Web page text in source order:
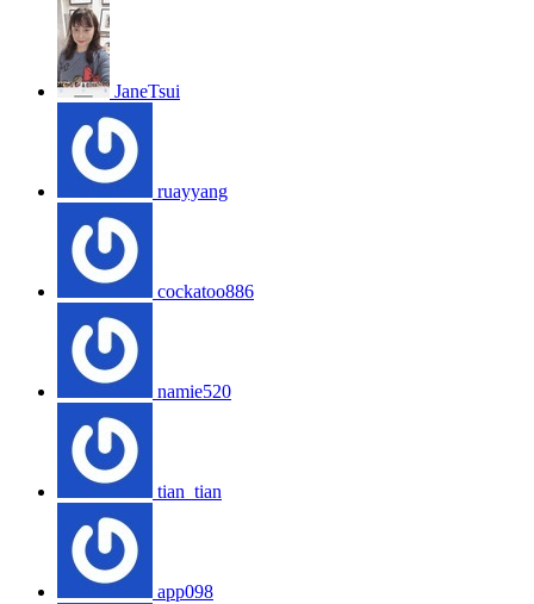
JaneTsui
ruayyang
cockatoo886
namie520
tian_tian
app098